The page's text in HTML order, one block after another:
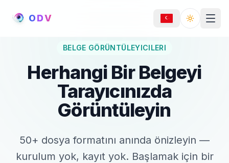
ODV Toggle
BELGE GÖRÜNTÜLEYICILERI
Herhangi Bir Belgeyi
Tarayıcınızda
Görüntüleyin
50+ dosya formatını anında önizleyin —
kurulum yok, kayıt yok. Başlamak için bir